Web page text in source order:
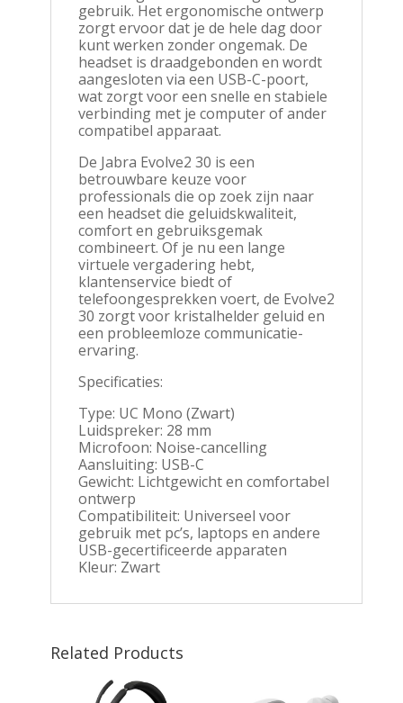
gebruik. Het ergonomische ontwerp
zorgt ervoor dat je de hele dag door
kunt werken zonder ongemak. De
headset is draadgebonden en wordt
aangesloten via een USB-C-poort,
wat zorgt voor een snelle en stabiele
verbinding met je computer of ander
compatibel apparaat.
De Jabra Evolve2 30 is een
betrouwbare keuze voor
professionals die op zoek zijn naar
een headset die geluidskwaliteit,
comfort en gebruiksgemak
combineert. Of je nu een lange
virtuele vergadering hebt,
klantenservice biedt of
telefoongesprekken voert, de Evolve2
30 zorgt voor kristalhelder geluid en
een probleemloze communicatie-
ervaring.
Specificaties:
Type: UC Mono (Zwart)
Luidspreker: 28 mm
Microfoon: Noise-cancelling
Aansluiting: USB-C
Gewicht: Lichtgewicht en comfortabel
ontwerp
Compatibiliteit: Universeel voor
gebruik met pc’s, laptops en andere
USB-gecertificeerde apparaten
Kleur: Zwart
Related Products